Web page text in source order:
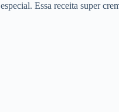
Essa receita super